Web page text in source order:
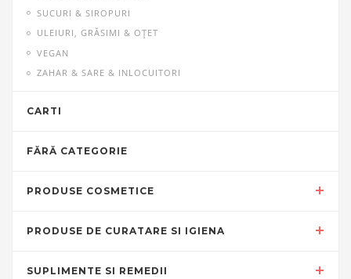
SUCURI & SIROPURI
ULEIURI, GRĂSIMI & OŢET
VEGAN
ZAHAR & SARE & INLOCUITORI
CARTI
FĂRĂ CATEGORIE
PRODUSE COSMETICE
PRODUSE DE CURATARE SI IGIENA
SUPLIMENTE SI REMEDII